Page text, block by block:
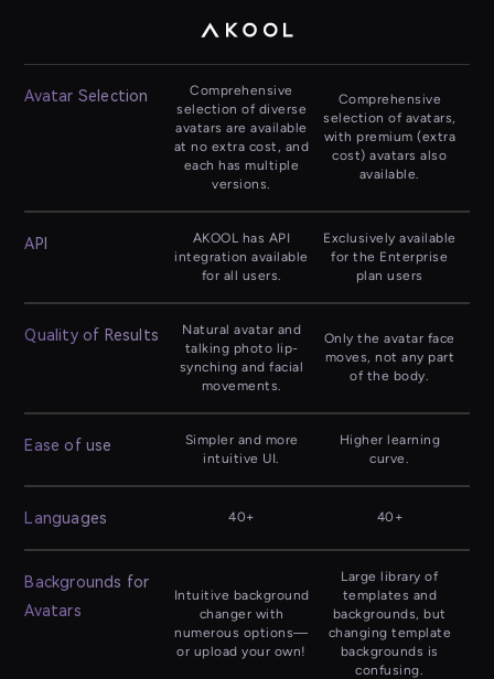
Avatar Selection
Comprehensive
selection of diverse
avatars are available
at no extra cost, and
each has multiple
versions.
Comprehensive
selection of avatars,
with premium (extra
cost) avatars also
available.
API
AKOOL has API
integration available
for all users.
Exclusively available
for the Enterprise
plan users
Quality of Results
Natural avatar and
talking photo lip-
synching and facial
movements.
Only the avatar face
moves, not any part
of the body.
Ease of use
Simpler and more
intuitive UI.
Higher learning
curve.
Languages 40+ 40+
Backgrounds for
Avatars
Intuitive background
changer with
numerous options—
or upload your own!
Large library of
templates and
backgrounds, but
changing template
backgrounds is
confusing.